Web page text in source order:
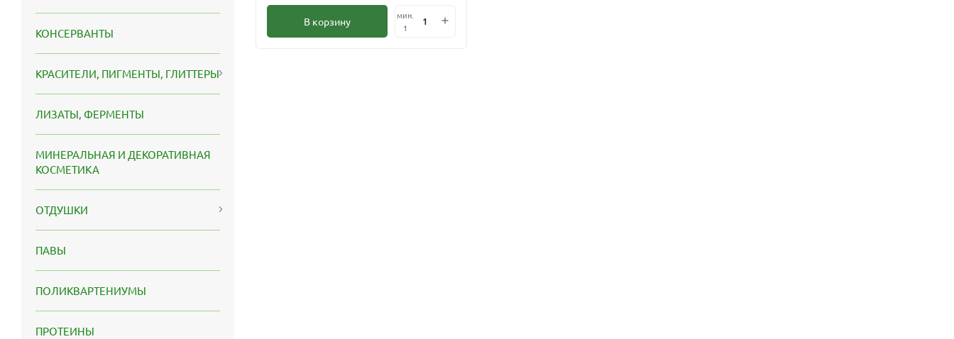
КОНСЕРВАНТЫ
КРАСИТЕЛИ, ПИГМЕНТЫ, ГЛИТТЕРЫ
ЛИЗАТЫ, ФЕРМЕНТЫ
МИНЕРАЛЬНАЯ И ДЕКОРАТИВНАЯ
КОСМЕТИКА
ОТДУШКИ
ПАВЫ
ПОЛИКВАРТЕНИУМЫ
ПРОТЕИНЫ
В корзину
мин.
1